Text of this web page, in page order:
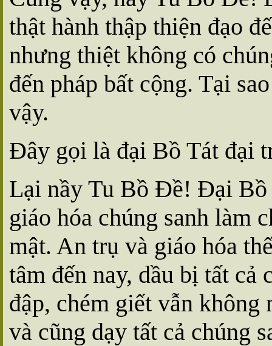
thật hành thập thiện đạo
nhưng thiệt không có
đến pháp bất cộng. Tại
vậy.
Ðây gọi là đại Bồ Tát đại
Lại nầy Tu Bồ Ðề! Ðại Bồ
giáo hóa chúng sanh làm
mật. An trụ và giáo hóa
tâm đến nay, dầu bị tất cả
đập, chém giết vẫn
và cũng dạy tất cả chúng